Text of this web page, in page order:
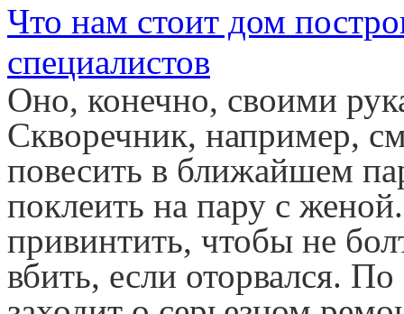
Что нам стоит дом
специалистов
Оно, конечно, своими
Скворечник, например,
повесить в ближайшем
поклеить на пару с
привинтить, чтобы не
вбить, если оторвался.